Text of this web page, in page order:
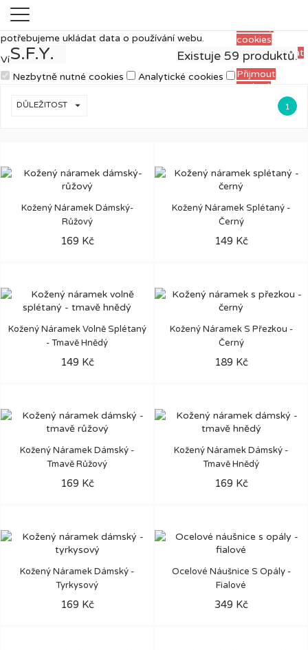
Měříme, ladíme a vylepšujeme, aby pro vás
prohlížení webu bylo co nejpříjemnější. Proto si
potřebujeme ukládat data o používání webu.
Více informací
cookies
Personalizovat
Nezbytně nutné cookies
Analytické cookies
Přijmout
zvolené
S.F.Y. Existuje 59 produktů.
DŮLEŽITOST  1
Kožený Náramek Dámský-
Růžový
169 Kč
Kožený Náramek Splétaný -
Černý
149 Kč
Kožený Náramek Volně Splétaný
- Tmavě Hnědý
149 Kč
Kožený Náramek S Přezkou -
Černý
189 Kč
Kožený Náramek Dámský -
Tmavě Růžový
169 Kč
Kožený Náramek Dámský -
Tmavě Hnědý
169 Kč
Kožený Náramek Dámský -
Tyrkysový
169 Kč
Ocelové Náušnice S Opály -
Fialové
349 Kč